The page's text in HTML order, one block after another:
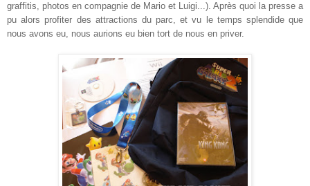
graffitis, photos en compagnie de Mario et Luigi...). Après quoi la presse a
pu alors profiter des attractions du parc, et vu le temps splendide que
nous avons eu, nous aurions eu bien tort de nous en priver.